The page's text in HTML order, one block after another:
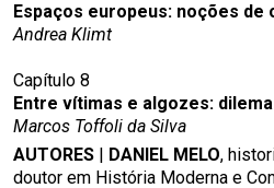
Espaços europeus: noções
Andrea Klimt
Capítulo 8
Entre vítimas e algozes:
Marcos Toffoli da Silva
AUTORES | DANIEL MELO,
doutor em História Moderna e